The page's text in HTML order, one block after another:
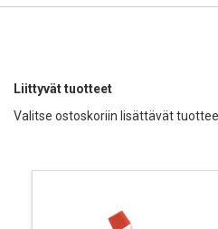
Liittyvät tuotteet
Valitse ostoskoriin lisättävät